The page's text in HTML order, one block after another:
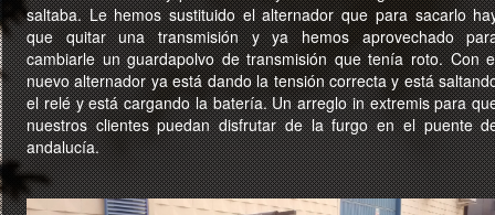
saltaba. Le hemos sustituido el alternador que para sacarlo
que quitar una transmisión y ya hemos aprovechado
cambiarle un guardapolvo de transmisión que tenía roto. Con
nuevo alternador ya está dando la tensión correcta y está
el relé y está cargando la batería. Un arreglo in extremis para
nuestros clientes puedan disfrutar de la furgo en el puente
andalucía.